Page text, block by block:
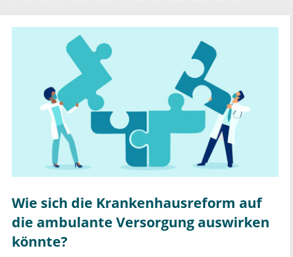
Wie sich die Krankenhausreform auf
die ambulante Versorgung auswirken
könnte?